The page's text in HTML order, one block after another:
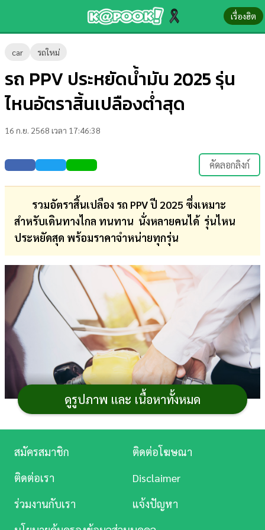
เรื่องฮิต
car รถใหม่
รถ PPV ประหยัดน้ำมัน 2025 รุ่น
ไหนอัตราสิ้นเปลืองต่ำสุด
16 ก.ย. 2568 เวลา 17:46:38
คัดลอกลิงก์
รวมอัตราสิ้นเปลือง รถ PPV ปี 2025 ซึ่งเหมาะ
สำหรับเดินทางไกล ทนทาน นั่งหลายคนได้ รุ่นไหน
ประหยัดสุด พร้อมราคาจำหน่ายทุกรุ่น
สรุปอัตราสิ้นเปลืองเฉลี่ย รถ PPV ยี่ห้อไหนดี 2025
จำหน่ายในไทย รุ่นไหนกินน้ำมันน้อยสุด โดยอ้างอิงตาม
อเนกประสงค์ขนาดใหญ่สำหรับเดินทางใกล นั่งสบายใกล้
เคียงรถเก๋ง มีกำลังสูง แต่ทนทาน และประหยัดค่าใช้จ่ายใน
ดูรูปภาพ และ เนื้อหาทั้งหมด
ข่าว-
ความ
รู้
บันเทิง
ตรวจ
หวย
ผล
บอล
สด
การ
เงิน
ศึกษา
บันเทิง
ดู
Music
สมัครสมาชิก
ติดต่อโฆษณา
ติดต่อเรา
Disclaimer
ร่วมงานกับเรา
แจ้งปัญหา